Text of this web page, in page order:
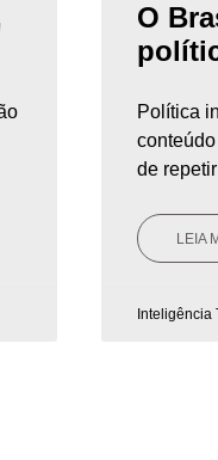
O
Política
de repetir
LEIA
Inteligência